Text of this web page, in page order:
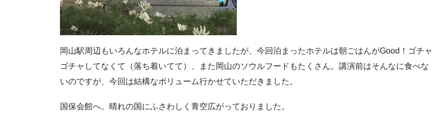
岡山駅周辺もいろんなホテルに泊まってきましたが、今回泊まったホテルは朝ごはんがGood！ゴチャ
ゴチャしてなくて（落ち着いてて）、また岡山のソウルフードもたくさん。講演前はそんなに食べな
いのですが、今回は結構なボリューム行かせていただきました。
国保会館へ。晴れの国にふさわしく青空広がっておりました。